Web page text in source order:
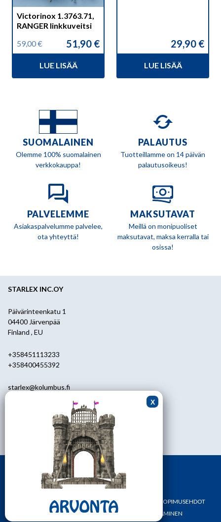
Victorinox 1.3763.71,
RANGER linkkuveitsi
59,00€
Alkuperäinen
hinta
59,00 €.
51,90 €
Nykyinen
hinta
51,90 €.
LUE LISÄÄ
29,90 €
LUE LISÄÄ
SUOMALAINEN
Olemme 100% suomalainen
verkkokauppa!
PALAUTUS
Tuotteillamme on 14 päivän
palautusoikeus!
PALVELEMME
Asiakaspalvelumme palvelee,
ota yhteyttä!
MAKSUTAVAT
Meillä on monipuoliset
maksutavat, maksa kerralla tai
osissa!
STARLEX INC.OY
Päivärinteenkatu 1
04400 Järvenpää
Finland , EU
+358451113233
+358400455392
starlex@kolumbus.fi
ark.klo 08.30-17.00
YHTEYSTIEDOT OMA TILI
TILAUS- JA SOPIMUSEHDOT
REKISTERI- JA TIETOSUOJASELOSTE
MAKSAMINEN